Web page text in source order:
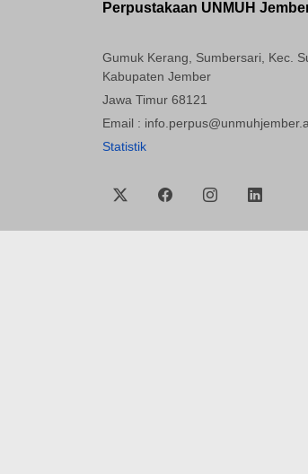
Perpustakaan UNMUH
Gumuk Kerang, Sumbersari, Kec.
Kabupaten Jember
Jawa Timur 68121
Email :
Statistik